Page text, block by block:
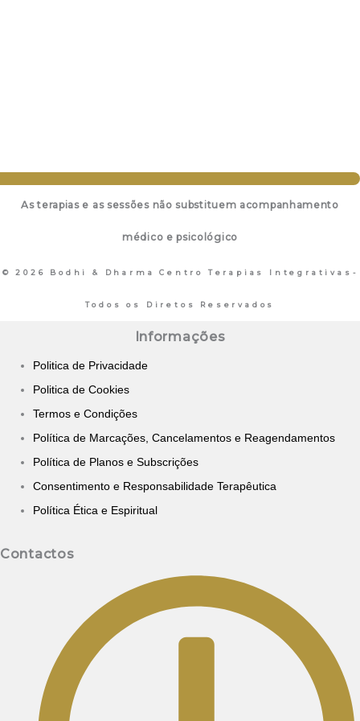
As terapias e as sessões não substituem acompanhamento
médico e psicológico
© 2026 Bodhi & Dharma Centro Terapias Integrativas-
Todos os Diretos Reservados
Informações
Politica de Privacidade
Politica de Cookies
Termos e Condições
Política de Marcações, Cancelamentos e Reagendamentos
Política de Planos e Subscrições
Consentimento e Responsabilidade Terapêutica
Política Ética e Espiritual
Contactos